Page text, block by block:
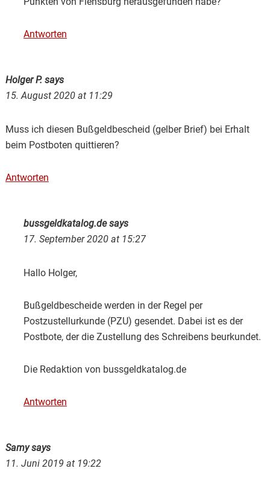
Antworten
Holger P. says
15. August 2020 at 11:29
Muss ich diesen Bußgeldbescheid (gelber Brief) bei Erhalt
beim Postboten quittieren?
Antworten
bussgeldkatalog.desays
17. September 2020 at 15:27
Hallo Holger,
Bußgeldbescheide werden in der Regel per
Postzustellurkunde (PZU) gesendet. Dabei ist es der
Postbote, der die Zustellung des Schreibens beurkundet.
Die Redaktion von bussgeldkatalog.de
Antworten
Samysays
11. Juni 2019 at 19:22